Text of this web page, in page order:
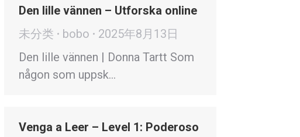
Den lille vännen – Utforska online
未分类
bobo
2025年8月13日
Den lille vännen | Donna Tartt Som
någon som uppsk…
Venga a Leer – Level 1: Poderoso